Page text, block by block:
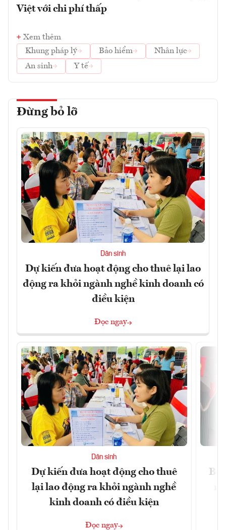
Việt với chi phí thấp
Xem thêm
Khung pháp lý
Bảo hiểm
Nhân lực
An sinh
Y tế
Đừng bỏ lỡ
Dân sinh
Dự kiến đưa hoạt động cho thuê lại lao
động ra khỏi ngành nghề kinh doanh có
điều kiện
Đọc ngay
Dân sinh
Dự kiến đưa hoạt động cho thuê
lại lao động ra khỏi ngành nghề
kinh doanh có điều kiện
Đọc ngay
Bộ